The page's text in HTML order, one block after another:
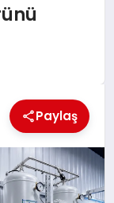
Paylaş